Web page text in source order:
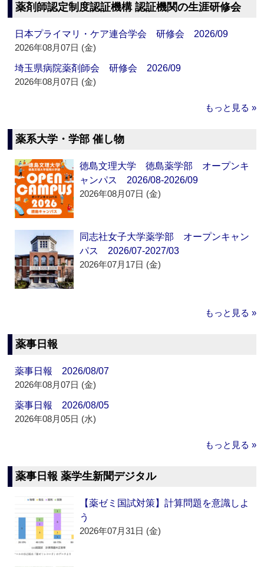
薬剤師認定制度認証機構 認証機関の生涯研修会
日本プライマリ・ケア連合学会 研修会 2026/09
2026年08月07日 (金)
埼玉県病院薬剤師会 研修会 2026/09
2026年08月07日 (金)
もっと見る »
薬系大学・学部 催し物
徳島文理大学 徳島薬学部 オープンキ
ャンパス 2026/08-2026/09
2026年08月07日 (金)
同志社女子大学薬学部 オープンキャン
パス 2026/07-2027/03
2026年07月17日 (金)
もっと見る »
薬事日報
薬事日報 2026/08/07
2026年08月07日 (金)
薬事日報 2026/08/05
2026年08月05日 (水)
もっと見る »
薬事日報 薬学生新聞デジタル
【薬ゼミ国試対策】計算問題を意識しよ
う
2026年07月31日 (金)